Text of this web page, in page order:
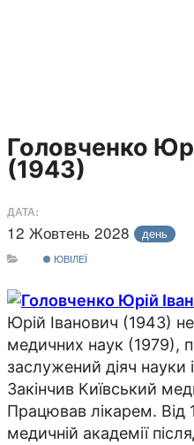
Головченко
(1943)
ДАТА:
12 Жовтень 2028 день
ЮВІЛЕЇ
Юрій Іванович (1943)
медичних наук (1979),
заслужений діяч науки
Закінчив Київський
Працював лікарем. Від
медичній академії